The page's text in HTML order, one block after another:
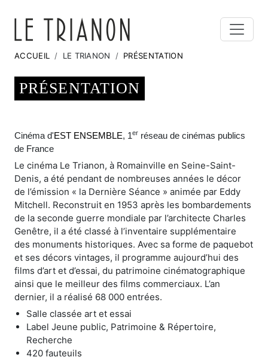
ACCUEIL LE TRIANON PRÉSENTATION
PRÉSENTATION
Cinéma d'EST ENSEMBLE, 1er réseau de cinémas publics
de France
Le cinéma Le Trianon, à Romainville en Seine-Saint-
Denis, a été pendant de nombreuses années le décor
de l’émission « la Dernière Séance » animée par Eddy
Mitchell. Reconstruit en 1953 après les bombardements
de la seconde guerre mondiale par l’architecte Charles
Genêtre, il a été classé à l’inventaire supplémentaire
des monuments historiques. Avec sa forme de paquebot
et ses décors vintages, il programme aujourd’hui des
films d’art et d’essai, du patrimoine cinématographique
ainsi que le meilleur des films commerciaux. L’an
dernier, il a réalisé 68 000 entrées.
Salle classée art et essai
Label Jeune public, Patrimoine & Répertoire,
Recherche
420 fauteuils